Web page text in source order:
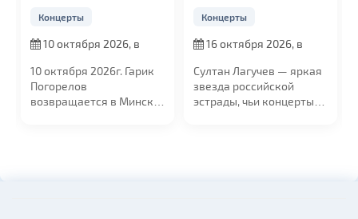
Концерты
10 октября 2026, в
10 октября 2026г. Гарик
Погорелов
возвращается в Минск
Концерты
16 октября 2026, в
Султан Лагучев — яркая
звезда российской
эстрады, чьи концерты